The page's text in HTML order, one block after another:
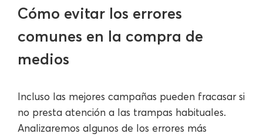
Cómo evitar los errores
comunes en la compra de
medios
Incluso las mejores campañas pueden fracasar si
no presta atención a las trampas habituales.
Analizaremos algunos de los errores más